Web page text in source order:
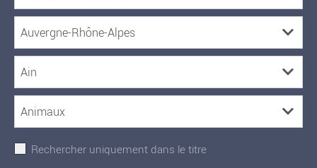
Rechercher uniquement dans le titre